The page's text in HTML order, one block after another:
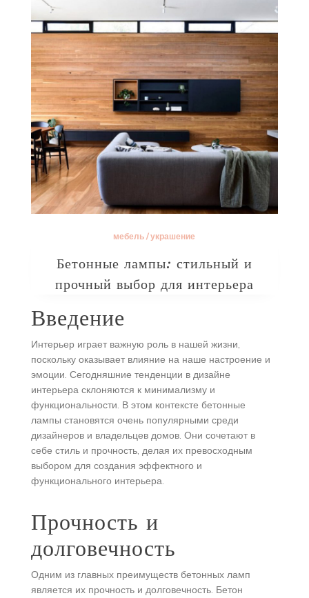
мебель /украшение
Бетонные лампы: стильный и
прочный выбор для интерьера
Введение
Интерьер играет важную роль в нашей жизни,
поскольку оказывает влияние на наше настроение и
эмоции. Сегодняшние тенденции в дизайне
интерьера склоняются к минимализму и
функциональности. В этом контексте бетонные
лампы становятся очень популярными среди
дизайнеров и владельцев домов. Они сочетают в
себе стиль и прочность, делая их превосходным
выбором для создания эффектного и
функционального интерьера.
Прочность и
долговечность
Одним из главных преимуществ бетонных ламп
является их прочность и долговечность. Бетон